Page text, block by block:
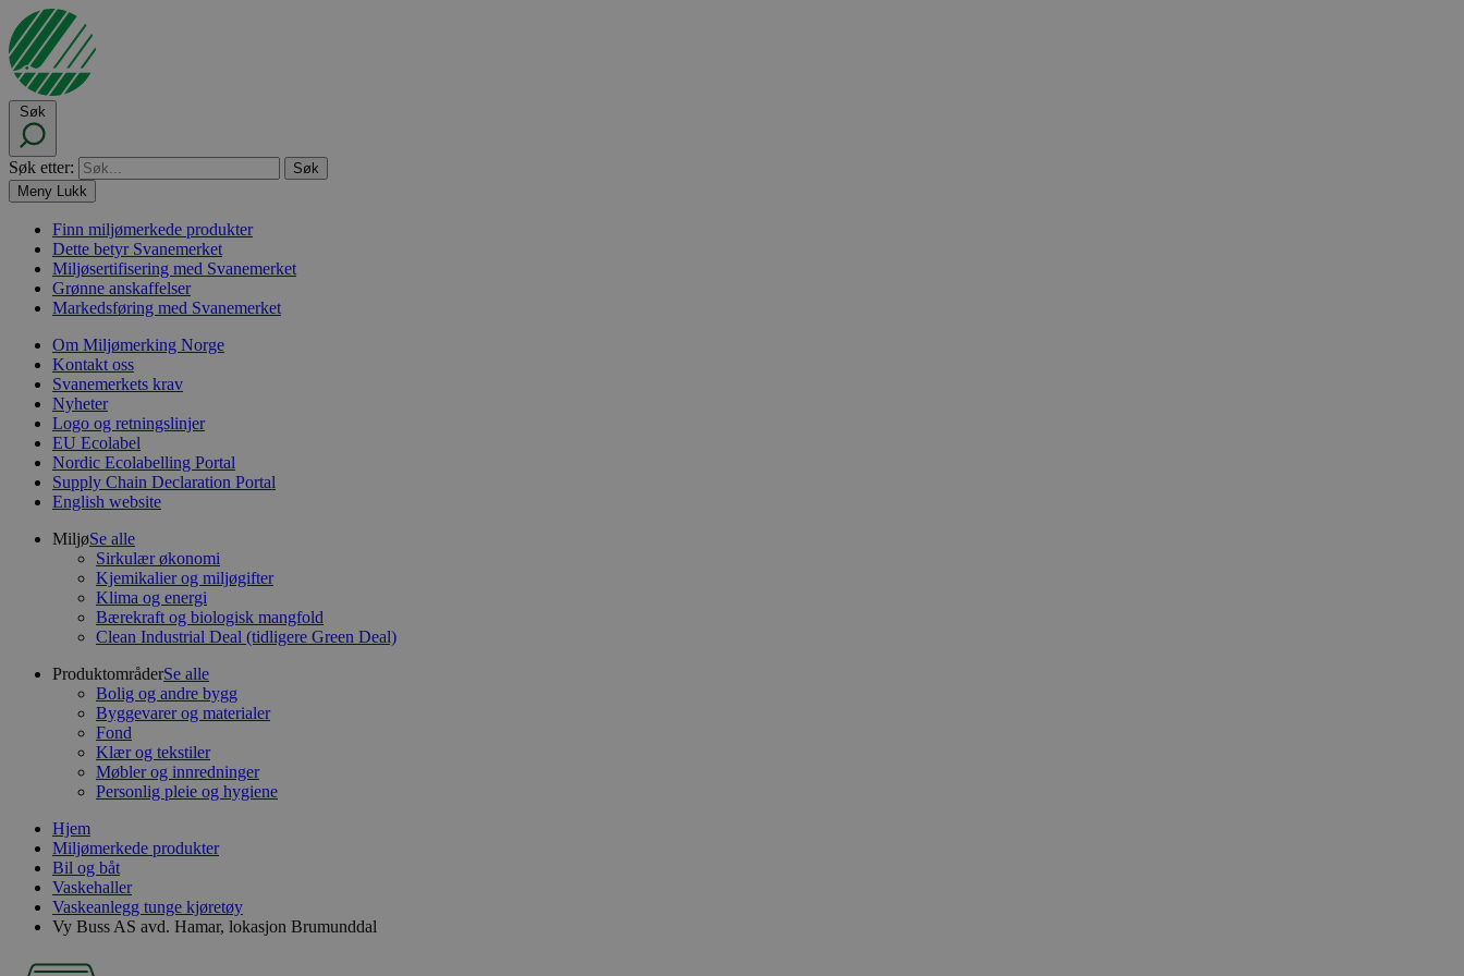
Søk
Søk etter:
Meny Lukk
Finn miljømerkede produkter
Dette betyr Svanemerket
Miljøsertifisering med Svanemerket
Grønne anskaffelser
Markedsføring med Svanemerket
Om Miljømerking Norge
Kontakt oss
Svanemerkets krav
Nyheter
Logo og retningslinjer
EU Ecolabel
Nordic Ecolabelling Portal
Supply Chain Declaration Portal
English website
MiljøSe alle
Sirkulær økonomi
Kjemikalier og miljøgifter
Klima og energi
Bærekraft og biologisk mangfold
Clean Industrial Deal (tidligere Green Deal)
ProduktområderSe alle
Bolig og andre bygg
Byggevarer og materialer
Fond
Klær og tekstiler
Møbler og innredninger
Personlig pleie og hygiene
Hjem
Miljømerkede produkter
Bil og båt
Vaskehaller
Vaskeanlegg tunge kjøretøy
Vy Buss AS avd. Hamar, lokasjon Brumunddal